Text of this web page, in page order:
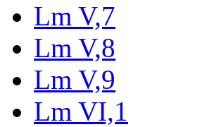
Lm V,7
Lm V,8
Lm V,9
Lm VI,1